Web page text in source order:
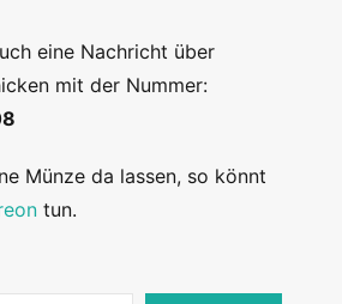
eine Nachricht über
mit der Nummer:
Münze da lassen, so könnt
tun.